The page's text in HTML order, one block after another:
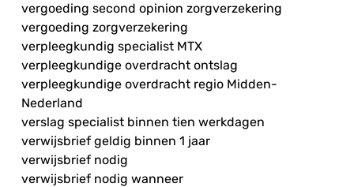
vergoeding second opinion zorgverzekering
vergoeding zorgverzekering
verpleegkundig specialist MTX
verpleegkundige overdracht ontslag
verpleegkundige overdracht regio Midden-
Nederland
verslag specialist binnen tien werkdagen
verwijsbrief geldig binnen 1 jaar
verwijsbrief nodig
verwijsbrief nodig wanneer